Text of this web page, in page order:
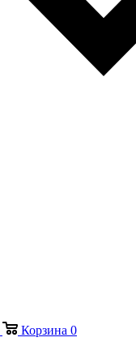
Корзина 0